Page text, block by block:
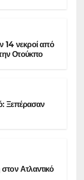
14 νεκροί από
Οτούκπο
Ξεπέρασαν
Ατλαντικό